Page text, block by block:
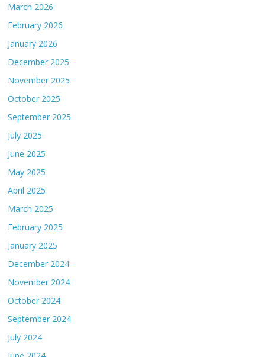
March 2026
February 2026
January 2026
December 2025
November 2025
October 2025
September 2025
July 2025
June 2025
May 2025
April 2025
March 2025
February 2025
January 2025
December 2024
November 2024
October 2024
September 2024
July 2024